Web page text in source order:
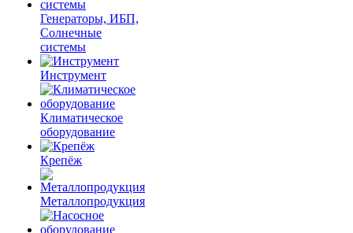
Генераторы, ИБП,
Солнечные
системы
Инструмент
Климатическое
оборудование
Крепёж
Металлопродукция